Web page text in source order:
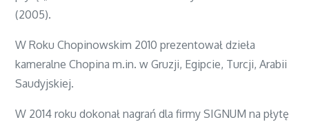
(2005).
W Roku Chopinowskim 2010 prezentował dzieła
kameralne Chopina m.in. w Gruzji, Egipcie, Turcji, Arabii
Saudyjskiej.
W 2014 roku dokonał nagrań dla firmy SIGNUM na płytę